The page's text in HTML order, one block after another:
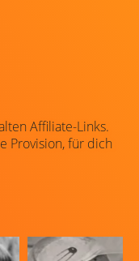
Affiliate-Links.
Provision, für dich